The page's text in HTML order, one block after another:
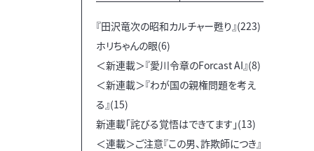
『田沢竜次の昭和カルチャー甦り』(223)
ホリちゃんの眼(6)
＜新連載＞『愛川令章のForcast AI』(8)
＜新連載＞『わが国の親権問題を考え
る』(15)
新連載「詫びる覚悟はできてます」(13)
＜連載＞ご注意『この男、詐欺師につき』